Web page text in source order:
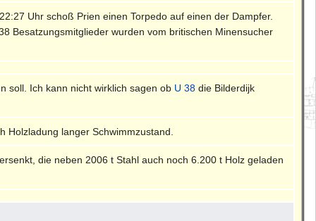
Uhr schoß Prien einen Torpedo auf einen der Dampfer.
Besatzungsmitglieder wurden vom britischen Minensucher
soll. Ich kann nicht wirklich sagen ob U 38 die Bilderdijk
Holzladung langer Schwimmzustand.
die neben 2006 t Stahl auch noch 6.200 t Holz geladen